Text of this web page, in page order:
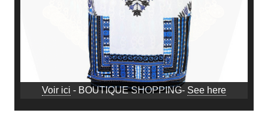
Voir ici - BOUTIQUE SHOPPING- See here